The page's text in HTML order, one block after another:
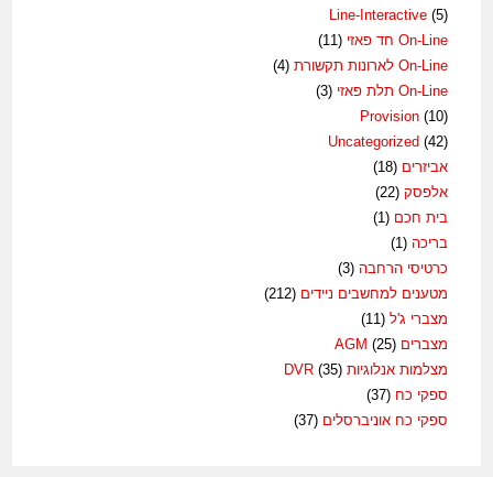
Line-Interactive (5)
On-Line חד פאזי
(11)
On-Line לארונות תקשורת
(4)
On-Line תלת פאזי
(3)
Provision (10)
Uncategorized (42)
אביזרים (18)
אלפסק (22)
בית חכם (1)
בריכה (1)
כרטיסי הרחבה (3)
מטענים למחשבים ניידים (212)
מצברי ג'ל (11)
מצברים AGM(25)
מצלמות אנלוגיות DVR(35)
ספקי כח (37)
ספקי כח אוניברסלים (37)